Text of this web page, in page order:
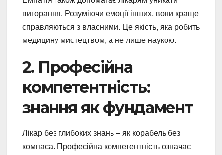
вигорання. Розуміючи емоції інших, вони краще
справляються з власними. Це якість, яка робить
медицину мистецтвом, а не лише наукою.
2. Професійна
компетентність:
знання як фундамент
Лікар без глибоких знань – як корабель без
компаса. Професійна компетентність означає